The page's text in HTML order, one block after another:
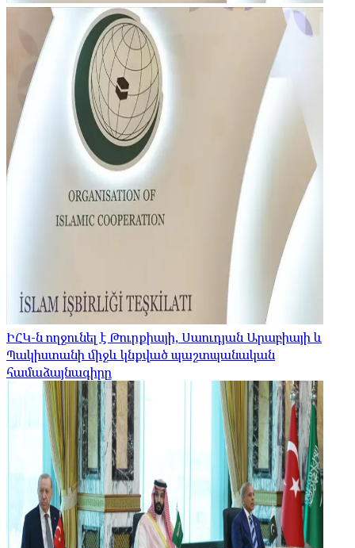
ԻՀԿ-ն ողջունել է Թուրքիայի, Սաուդյան Արաբիայի և
Պակիստանի միջև կնքված պաշտպանական
համաձայնագիրը